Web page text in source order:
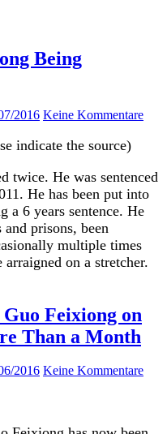
Being
2016 Keine Kommentare
indicate the source)
twice. He was sentenced
He has been put into
a 6 years sentence. He
prisons, been
multiple times
on a stretcher.
Feixiong on
Than a Month
2016 Keine Kommentare